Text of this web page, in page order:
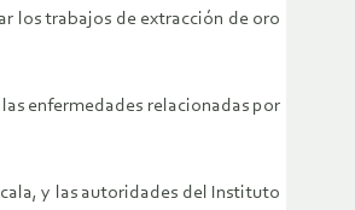
los trabajos de extracción de oro
enfermedades relacionadas por
y las autoridades del Instituto